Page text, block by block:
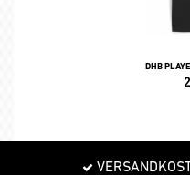
DHB